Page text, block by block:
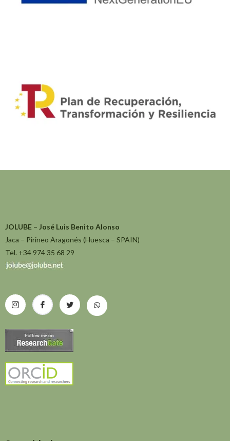
JOLUBE – José Luis Benito Alonso
Jaca – Pirineo Aragonés (Huesca – SPAIN)
Tel. +34 974 35 68 29